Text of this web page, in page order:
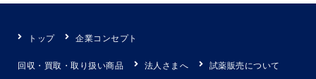
トップ 企業コンセプト
回収・買取・取り扱い商品 法人さまへ 試薬販売について